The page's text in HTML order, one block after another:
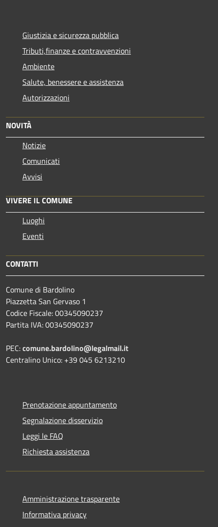
Giustizia e sicurezza pubblica
Tributi,finanze e contravvenzioni
Ambiente
Salute, benessere e assistenza
Autorizzazioni
NOVITÀ
Notizie
Comunicati
Avvisi
VIVERE IL COMUNE
Luoghi
Eventi
CONTATTI
Comune di Bardolino
Piazzetta San Gervaso 1
Codice Fiscale: 00345090237
Partita IVA: 00345090237
PEC:comune.bardolino@legalmail.it
Centralino Unico: +39 045 6213210
Prenotazione appuntamento
Segnalazione disservizio
Leggi le FAQ
Richiesta assistenza
Amministrazione trasparente
Informativa privacy